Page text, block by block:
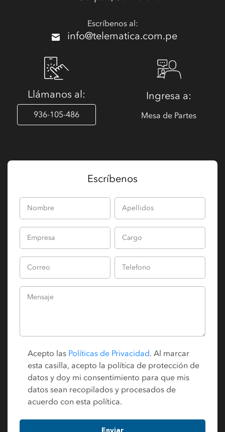
Escríbenos al:
info@telematica.com.pe
Llámanos al:
936-105-486
Ingresa a:
Mesa de Partes
Escríbenos
Acepto las Políticas de Privacidad. Al marcar
esta casilla, acepto la política de protección de
datos y doy mi consentimiento para que mis
datos sean recopilados y procesados de
acuerdo con esta política.